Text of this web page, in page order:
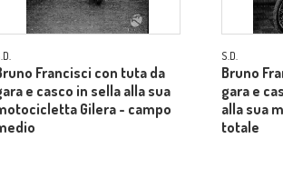
Francisci con tuta da
e casco in sella alla sua
Gilera - campo
S.D.
Bruno
gara e
alla sua
totale